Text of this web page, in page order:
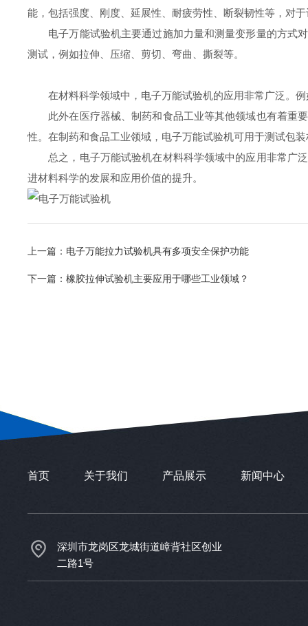
能，包括强度、刚度、延展性、耐疲劳性、断裂韧性等，对
电子万能试验机主要通过施加力量和测量变形量的方式对
测试，例如拉伸、压缩、剪切、弯曲、撕裂等。
在材料科学领域中，电子万能试验机的应用非常广泛。例
此外在医疗器械、制药和食品工业等其他领域也有着重要
性。在制药和食品工业领域，电子万能试验机可用于测试包
总之，电子万能试验机在材料科学领域中的应用非常广泛
进材料科学的发展和应用价值的提升。
上一篇： 电子万能拉力试验机具有多项安全保护功能
下一篇： 橡胶拉伸试验机主要应用于哪些工业领域？
首页 关于我们 产品展示 新闻中心
深圳市龙岗区龙城街道嶂背社区创业
二路1号